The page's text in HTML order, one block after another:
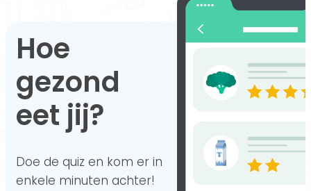
Hoe
gezond
eet jij?
Doe de quiz en kom er in
enkele minuten achter!